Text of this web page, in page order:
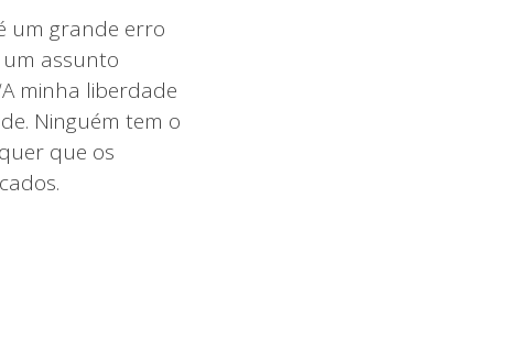
um grande erro
assunto
minha liberdade
Ninguém tem o
que os